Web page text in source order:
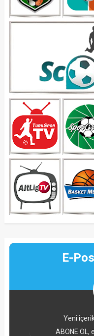
E-
Yeni
ABONE OL,